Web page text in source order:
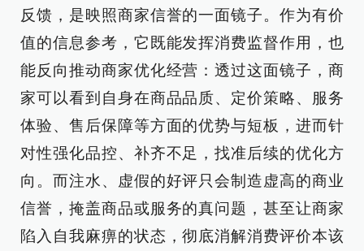
反馈，是映照商家信誉的一面镜子。作为有价
值的信息参考，它既能发挥消费监督作用，也
能反向推动商家优化经营：透过这面镜子，商
家可以看到自身在商品品质、定价策略、服务
体验、售后保障等方面的优势与短板，进而针
对性强化品控、补齐不足，找准后续的优化方
向。而注水、虚假的好评只会制造虚高的商业
信誉，掩盖商品或服务的真问题，甚至让商家
陷入自我麻痹的状态，彻底消解消费评价本该